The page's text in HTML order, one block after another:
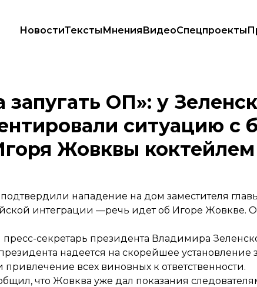
НовостиТекстыМненияВидеоСпецпроекты
прокомментировали ситуацию с брошенным во двор
ОП»: у
ситуацию с
Жовквы
нападение на дом заместителя
интеграции —речь идет об Игоре Жовкве.
секретарь президента Владимира
надеется на скорейшее установление
всех виновных к ответственности.
что Жовква уже дал показания